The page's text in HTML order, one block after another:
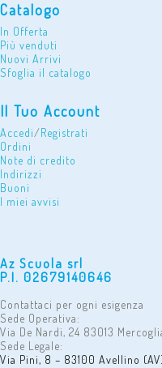
Catalogo
In Offerta
Più venduti
Nuovi Arrivi
Sfoglia il catalogo
Il Tuo Account
Accedi/Registrati
Ordini
Note di credito
Indirizzi
Buoni
I miei avvisi
Az Scuola srl
P.I. 02679140646
Contattaci per ogni esigenza
Sede Operativa:
Via De Nardi, 24 83013
Sede Legale:
Via Pini, 8 – 83100 Avellino